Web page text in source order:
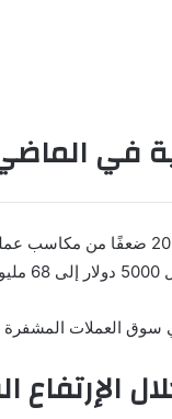
في
سوق العملات
الإرتفاع